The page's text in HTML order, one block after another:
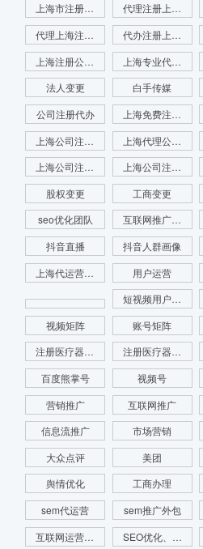
上海市注册公司
代理注册上海公司
代理上海注册公司
代办注册上海公司
上海注册公司咨询
上海专业代理注册公司
法人变更
白手传媒
公司注册代办
上海免费注册公司
上海公司注册查名
上海代理公司注册
上海公司注册咨询
上海公司注册代理
股权变更
工商变更
seo优化团队
互联网推广公司
抖音直播
抖音人群画像
上海代运营公司
用户运营
短视频用户画像
视频矩阵
账号矩阵
注册医疗器械公司
注册医疗器械公司代办
百度熊掌号
视频号
营销推广
互联网推广
信息流推广
市场营销
大众点评
美团
舆情优化
工商办理
sem代运营
sem推广外包
互联网运营推广
SEO优化、SEO网站排名、网站排名